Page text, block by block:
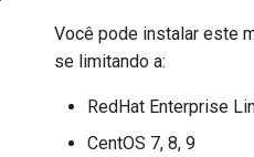
Você pode instalar este
se limitando a:
RedHat Enterprise
CentOS 7, 8, 9